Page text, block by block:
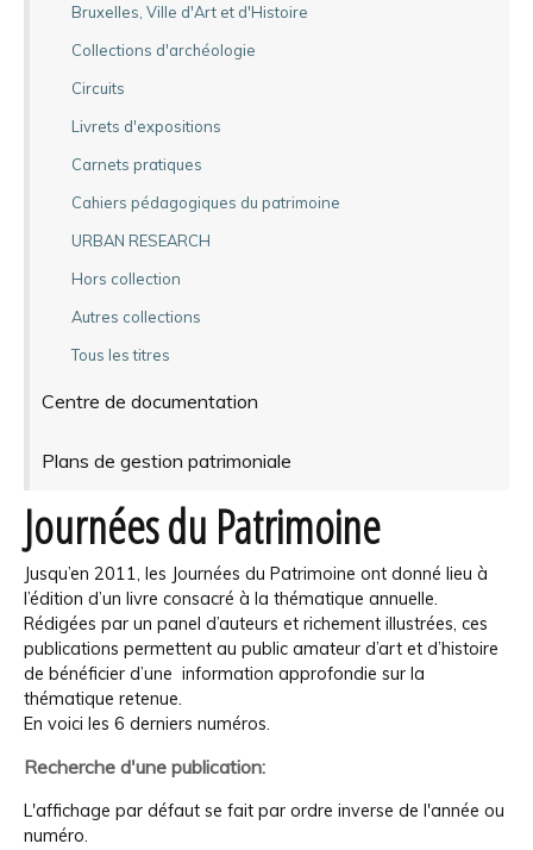
Bruxelles, Ville d'Art et d'Histoire
Collections d'archéologie
Circuits
Livrets d'expositions
Carnets pratiques
Cahiers pédagogiques du patrimoine
URBAN RESEARCH
Hors collection
Autres collections
Tous les titres
Centre de documentation
Plans de gestion patrimoniale
Journées du Patrimoine
Jusqu’en 2011, les Journées du Patrimoine ont donné lieu à
l’édition d’un livre consacré à la thématique annuelle.
Rédigées par un panel d’auteurs et richement illustrées, ces
publications permettent au public amateur d’art et d’histoire
de bénéficier d’une information approfondie sur la
thématique retenue.
En voici les 6 derniers numéros.
Recherche d'une publication:
L'affichage par défaut se fait par ordre inverse de l'année ou
numéro.